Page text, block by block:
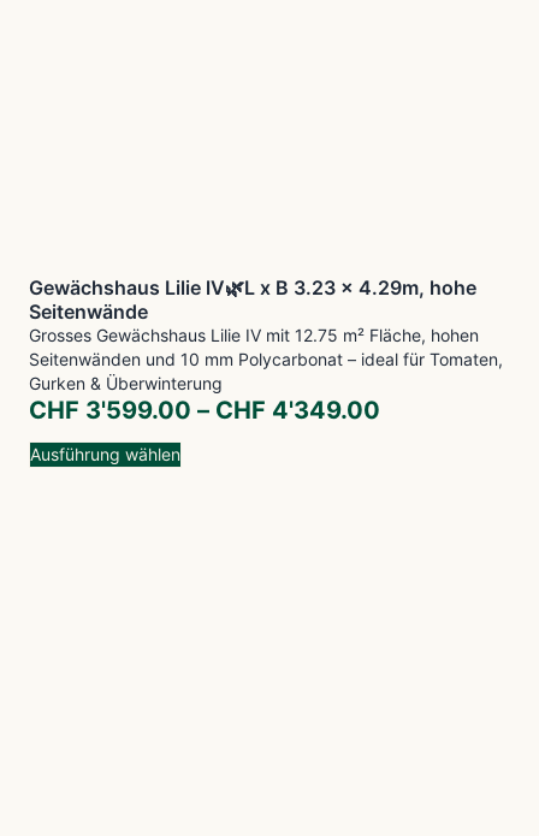
Gewächshaus Lilie lV🌿L x B 3.23 x 4.29m, hohe
Seitenwände
Grosses Gewächshaus Lilie IV mit 12.75 m² Fläche, hohen
Seitenwänden und 10 mm Polycarbonat – ideal für Tomaten,
Gurken & Überwinterung
CHF 3'599.00 – CHF 4'349.00
Ausführung wählen